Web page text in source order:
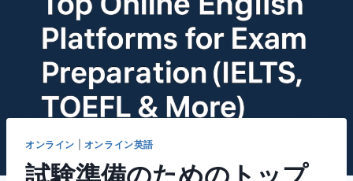
オンライン オンライン英語